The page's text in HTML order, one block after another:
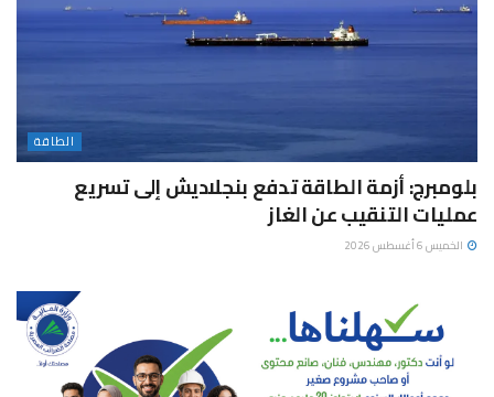
الطاقة
بلومبرج: أزمة الطاقة تدفع بنجلاديش إلى تسريع
عمليات التنقيب عن الغاز
الخميس 6 أغسطس 2026